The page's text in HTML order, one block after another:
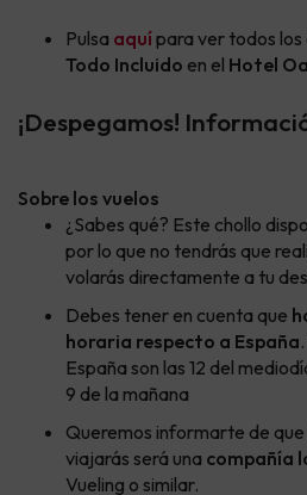
Pulsa aquípara ver todos
Todo Incluido en el Hotel
¡Despegamos!
Sobre los vuelos
¿Sabes qué? Este chollo
por lo que no tendrás que
volarás directamente a tu
Debes tener en cuenta que
horaria respecto a España
España son las 12 del
9 de la mañana
Queremos informarte de
viajarás será una compañía
Vueling o similar.